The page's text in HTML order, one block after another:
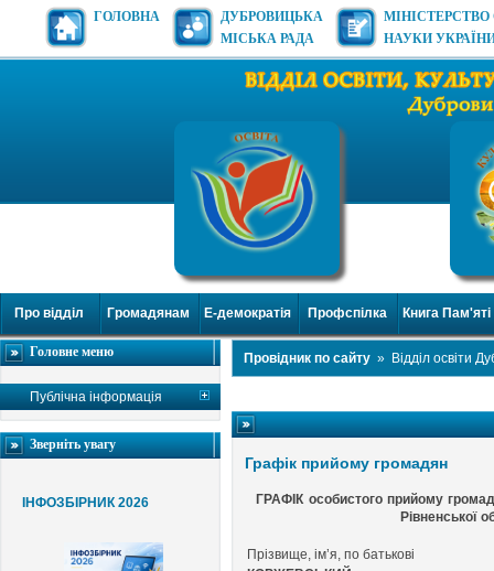
ГОЛОВНА
ДУБРОВИЦЬКА
МІСЬКА РАДА
МІНІСТЕРСТВО
НАУКИ
Про відділ Громадянам Е-демократія Профспілка Книга Пам'яті
Головне меню
Публічна інформація
Зверніть увагу
ІНФОЗБІРНИК 2026
Провідник по сайту » Відділ освіти
Графік прийому громадян
ГРАФІК особистого прийому
Рівненської
Прізвище, ім’я, по батькові